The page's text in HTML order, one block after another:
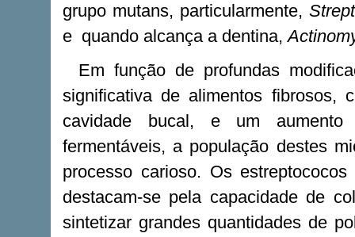
grupo mutans, particularmente,
e quando alcança a dentina,
Em função de profundas
significativa de alimentos fibrosos,
cavidade bucal, e um aumento
fermentáveis, a população destes
processo carioso. Os
destacam-se pela capacidade de
sintetizar grandes quantidades de